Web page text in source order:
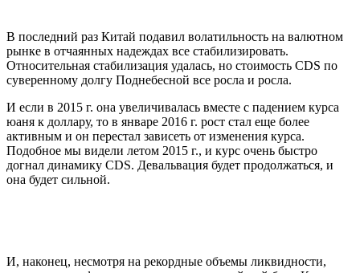
В последний раз Китай подавил волатильность на валютном
рынке в отчаянных надеждах все стабилизировать.
Относительная стабилизация удалась, но стоимость CDS по
суверенному долгу Поднебесной все росла и росла.
И если в 2015 г. она увеличивалась вместе с падением курса
юаня к доллару, то в январе 2016 г. рост стал еще более
активным и он перестал зависеть от изменения курса.
Подобное мы видели летом 2015 г., и курс очень быстро
догнал динамику CDS. Девальвация будет продолжаться, и
она будет сильной.
И, наконец, несмотря на рекордные объемы ликвидности,